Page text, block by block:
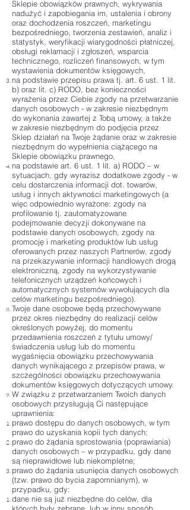
Sklepie obowiązków prawnych, wykrywania
nadużyć i zapobiegania im, ustalenia i obrony
oraz dochodzenia roszczeń, marketingu
bezpośredniego, tworzenia zestawień, analiz i
statystyk, weryfikacji wiarygodności płatniczej,
obsługi reklamacji i zgłoszeń, wsparcia
technicznego, rozliczeń finansowych, w tym
wystawienia dokumentów księgowych,
na podstawie przepisu prawa tj. art. 6 ust. 1 lit.
b) oraz lit. c) RODO, bez konieczności
wyrażenia przez Ciebie zgody na przetwarzanie
danych osobowych - w zakresie niezbędnym
do wykonania zawartej z Tobą umowy, a także
w zakresie niezbędnym do podjęcia przez
Sklep działań na Twoje żądanie oraz w zakresie
niezbędnym do wypełnienia ciążącego na
Sklepie obowiązku prawnego,
na podstawie art. 6 ust. 1 lit. a) RODO – w
sytuacjach, gdy wyrazisz dodatkowe zgody - w
celu dostarczenia informacji dot. towarów,
usług i innych aktywności marketingowych (a
więc odpowiednio wyrażone: zgody na
profilowanie tj. zautomatyzowane
podejmowanie decyzji dokonywane na
podstawie danych osobowych, zgody na
promocję i marketing produktów lub usług
oferowanych przez naszych Partnerów, zgody
na przekazywanie informacji handlowych drogą
elektroniczną, zgody na wykorzystywanie
telefonicznych urządzeń końcowych i
automatycznych systemów wywołujących dla
celów marketingu bezpośredniego).
Twoje dane osobowe będą przechowywane
przez okres niezbędny do realizacji celów
określonych powyżej, do momentu
przedawnienia roszczeń z tytułu umowy/
świadczenia usług lub do momentu
wygaśnięcia obowiązku przechowywania
danych wynikającego z przepisów prawa, w
szczególności obowiązku przechowywania
dokumentów księgowych dotyczących umowy.
W związku z przetwarzaniem Twoich danych
osobowych przysługują Ci następujące
uprawnienia:
prawo dostępu do danych osobowych, w tym
prawo do uzyskania kopii tych danych;
prawo do żądania sprostowania (poprawiania)
danych osobowych – w przypadku, gdy dane
są nieprawidłowe lub niekompletne;
prawo do żądania usunięcia danych osobowych
(tzw. prawo do bycia zapomnianym), w
przypadku, gdy:
dane nie są już niezbędne do celów, dla